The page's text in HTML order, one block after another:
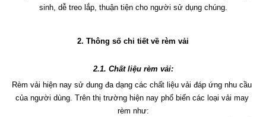
sinh, dễ treo lắp, thuận tiện cho người sử dụng chúng.
2. Thông số chi tiết về rèm vải
2.1. Chất liệu rèm vải:
Rèm vải hiện nay sử dung đa dạng các chất liệu vải đáp ứng nhu cầu
của người dùng. Trên thị trường hiện nay phổ biến các loại vải may
rèm như: